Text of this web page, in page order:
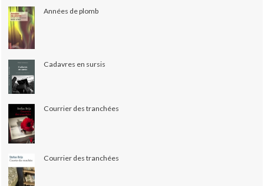
Années de plomb
Cadavres en sursis
Courrier des tranchées
Courrier des tranchées